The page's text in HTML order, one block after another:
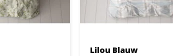
Lilou Blauw